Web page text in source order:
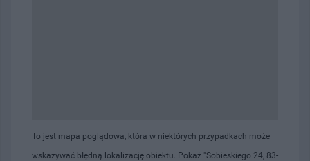
To jest mapa poglądowa, która w niektórych przypadkach może
wskazywać błędną lokalizację obiektu. Pokaż "Sobieskiego 24, 83-